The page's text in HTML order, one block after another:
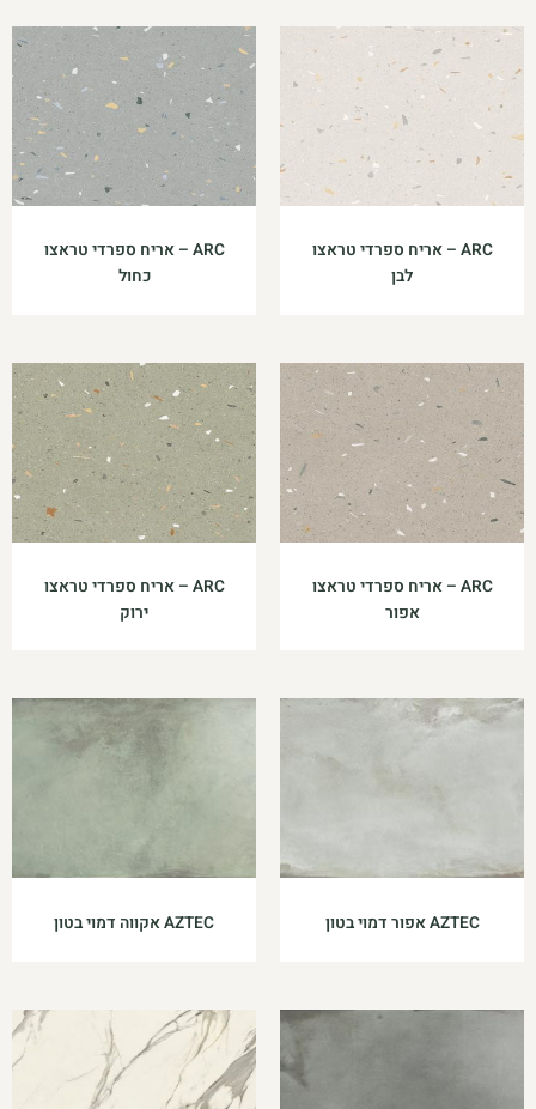
ARC – אריח ספרדי טראצו
לבן
ARC – אריח ספרדי טראצו
כחול
ARC – אריח ספרדי טראצו
אפור
ARC – אריח ספרדי טראצו
ירוק
AZTEC אפור דמוי בטון AZTEC אקווה דמוי בטון